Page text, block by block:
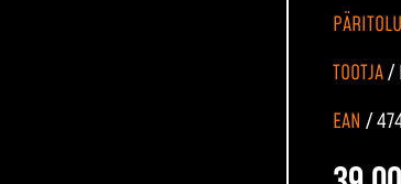
TOOTJA/
EAN/